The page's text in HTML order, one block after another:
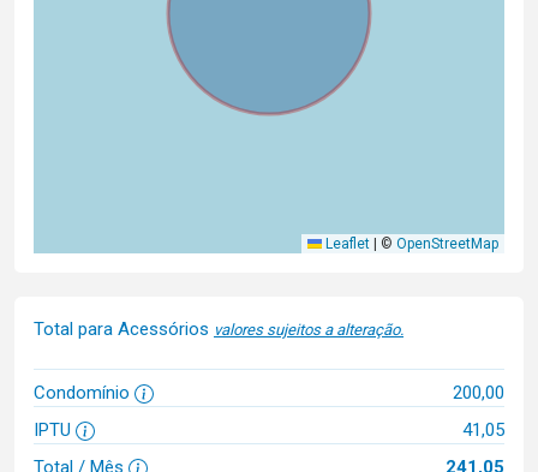
Leaflet | © OpenStreetMap
Total para Acessórios valores sujeitos a alteração.
Condomínio
200,00
IPTU
41,05
Total / Mês
241,05